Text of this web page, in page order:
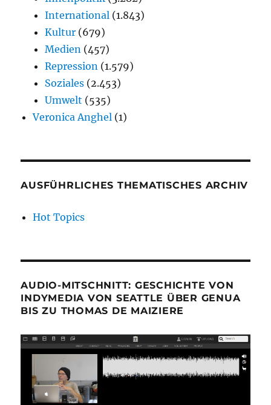
International (1.843)
Kultur (679)
Medien (457)
Repression (1.579)
Soziales (2.453)
Umwelt (535)
Veronica Anghel (1)
AUSFÜHRLICHES THEMATISCHES ARCHIV
Hot Topics
AUDIO-MITSCHNITT: GESCHICHTE VON
INDYMEDIA VON SEATTLE ÜBER GENUA
BIS ZU THOMAS DE MAIZIERE